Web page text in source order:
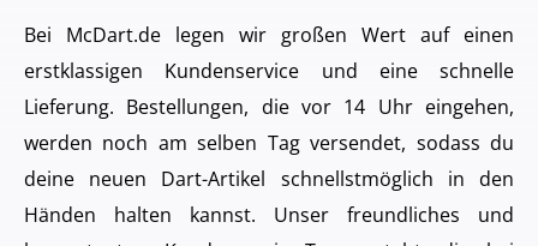
Bei McDart.de legen wir großen Wert auf einen
erstklassigen Kundenservice und eine schnelle
Lieferung. Bestellungen, die vor 14 Uhr eingehen,
werden noch am selben Tag versendet, sodass du
deine neuen Dart-Artikel schnellstmöglich in den
Händen halten kannst. Unser freundliches und